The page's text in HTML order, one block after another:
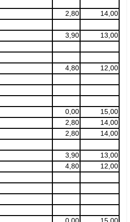
2,80 14,00
3,90 13,00
4,80 12,00
0,00
15,00
2,80
14,00
2,80
14,00
3,90
13,00
4,80
12,00